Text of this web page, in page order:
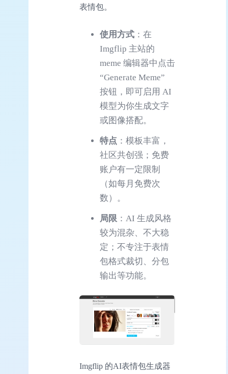
表情包。
使用方式 ：在
Imgflip 主站的
meme 编辑器中点击
“Generate Meme”
按钮，即可启用 AI
模型为你生成文字
或图像搭配。
特点 ：模板丰富，
社区共创强；免费
账户有一定限制
（如每月免费次
数）。
局限 ：AI 生成风格
较为混杂、不大稳
定；不专注于表情
包格式裁切、分包
输出等功能。
Imgflip 的AI表情包生成器